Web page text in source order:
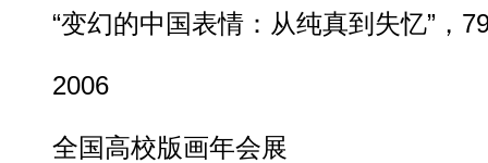
“变幻的中国表情：从纯真到失忆”，
2006
全国高校版画年会展